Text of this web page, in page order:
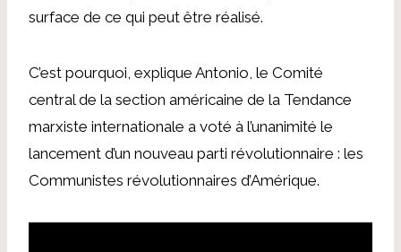
surface de ce qui peut être réalisé.
C’est pourquoi, explique Antonio, le Comité
central de la section américaine de la Tendance
marxiste internationale a voté à l’unanimité le
lancement d’un nouveau parti révolutionnaire : les
Communistes révolutionnaires d’Amérique.